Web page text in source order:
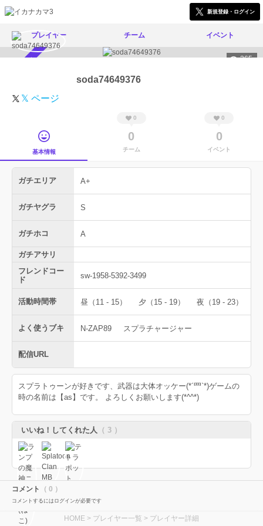
新規登録・ログイン
プレイヤー チーム イベント
365
soda74649376
𝕏 ページ
基本情報
0
0
チーム
0
0
イベント
ガチエリア A+
ガチヤグラ S
ガチホコ A
ガチアサリ
フレンドコー
ド
sw-1958-5392-3499
活動時間帯 昼（11 - 15） 夕（15 - 19） 夜（19 - 23）
よく使うブキ N-ZAP89 スプラチャージャー
配信URL
スプラトゥーンが好きです、武器は大体オッケー(*´罒`*)ゲームの
時の名前は【as】です。 よろしくお願いします(*^^*)
いいね！してくれた人 （ 3 ）
コメント （ 0 ）
コメントするにはログインが必要です
HOME > プレイヤー一覧 > プレイヤー詳細